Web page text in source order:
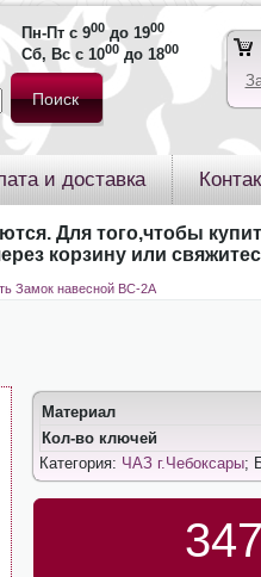
Пн-Пт с 900до 1900
Сб, Вс с 1000до 1800
и доставка
Для того,чтобы
корзину или
Замок навесной ВС-2А
Материал
Кол-во ключей
Категория: ЧАЗ г.Чебоксары;